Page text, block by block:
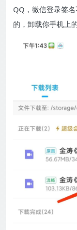
QQ，微信登录签
的，卸载你手机上